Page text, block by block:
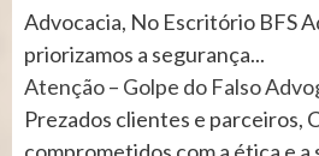
Advocacia, No Escritório BFS
priorizamos a segurança...
Atenção – Golpe do Falso
Prezados clientes e parceiros,